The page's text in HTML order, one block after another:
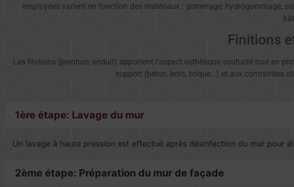
employées varient en fonction des matériaux : gommage, hydrogommage,
Finitions
Les finitions (peinture, enduit) apportent l’aspect esthétique souhaité tout en
support (béton, bois, brique…) et aux contraintes
1ère étape: Lavage du mur
Un lavage à haute pression est effectué après désinfection du mur pour
2ème étape: Préparation du mur de façade